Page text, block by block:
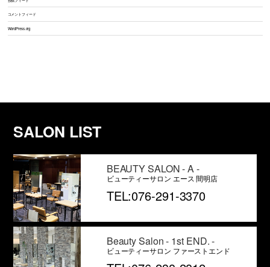
コメントフィード
WordPress.org
SALON LIST
BEAUTY SALON - A -
ビューティーサロン エース 間明店
TEL:076-291-3370
Beauty Salon - 1st END. -
ビューティーサロン ファーストエンド